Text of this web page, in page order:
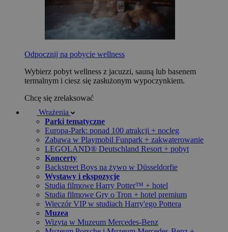
Odpocznij na pobycie wellness
Wybierz pobyt wellness z jacuzzi, sauną lub basenem
termalnym i ciesz się zasłużonym wypoczynkiem.
Chcę się zrelaksować
Wrażenia
Parki tematyczne
Europa-Park: ponad 100 atrakcji + nocleg
Zabawa w Playmobil Funpark + zakwaterowanie
LEGOLAND® Deutschland Resort + pobyt
Koncerty
Backstreet Boys na żywo w Düsseldorfie
Wystawy i ekspozycje
Studia filmowe Harry Potter™ + hotel
Studia filmowe Gry o Tron + hotel premium
Wieczór VIP w studiach Harry'ego Pottera
Muzea
Wizyta w Muzeum Mercedes-Benz